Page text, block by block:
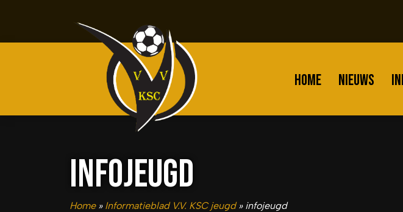
HOME NIEUWS
INFOJEUGD
Home» Informatieblad V.V. KSC jeugd» infojeugd